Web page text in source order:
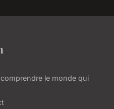
le monde qui